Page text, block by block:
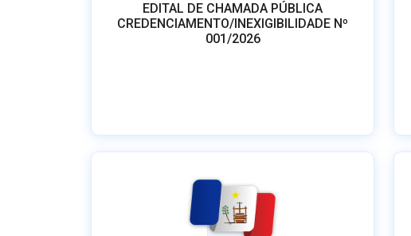
EDITAL DE CHAMADA PÚBLICA
CREDENCIAMENTO/INEXIGIBILIDADE Nº
001/2026